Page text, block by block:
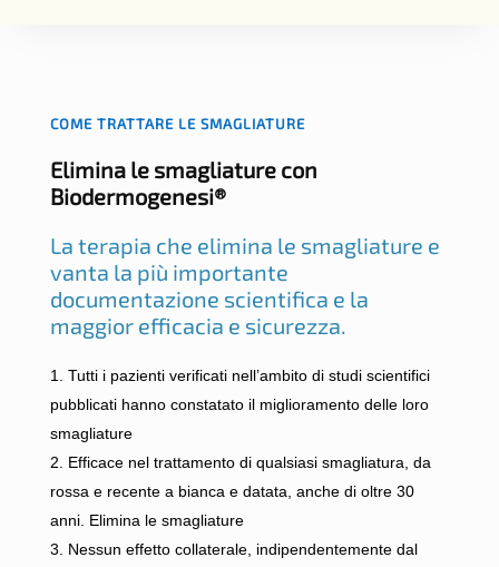
COME TRATTARE LE SMAGLIATURE
Elimina le smagliature con
Biodermogenesi®
La terapia che elimina le smagliature e
vanta la più importante
documentazione scientifica e la
maggior efficacia e sicurezza.
Tutti i pazienti verificati nell’ambito di studi scientifici
pubblicati hanno constatato il miglioramento delle loro
smagliature
Efficace nel trattamento di qualsiasi smagliatura, da
rossa e recente a bianca e datata, anche di oltre 30
anni. Elimina le smagliature
Nessun effetto collaterale, indipendentemente dal